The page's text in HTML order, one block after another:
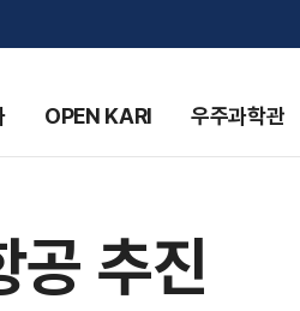
OPEN KARI 우주과학관
공 추진